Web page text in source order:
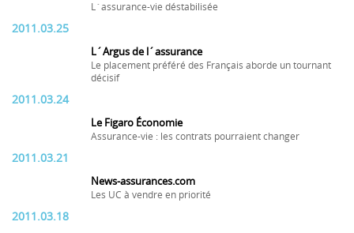
L´assurance-vie déstabilisée
2011.03.25
L´Argus de l´assurance
Le placement préféré des Français aborde un tournant
décisif
2011.03.24
Le Figaro Économie
Assurance-vie : les contrats pourraient changer
2011.03.21
News-assurances.com
Les UC à vendre en priorité
2011.03.18